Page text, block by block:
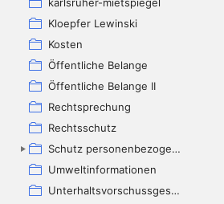
Kloepfer Lewinski
Kosten
Öffentliche Belange
Öffentliche Belange II
Rechtsprechung
Rechtsschutz
Schutz personenbezogener Daten
Umweltinformationen
Unterhaltsvorschussgesetz (UVG) Geschäftsstatistik - Leistungsberechtigte